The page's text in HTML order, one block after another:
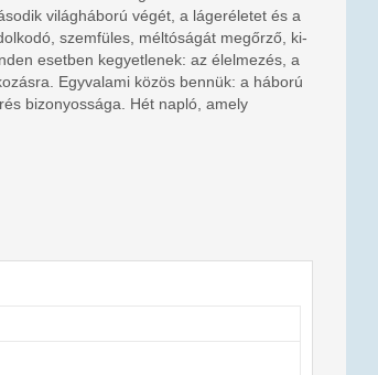
világháború végét, a lágeréletet és a
szemfüles, méltóságát megőrző, ki-
esetben kegyetlenek: az élelmezés, a
Egyvalami közös bennük: a háború
bizonyossága. Hét napló, amely